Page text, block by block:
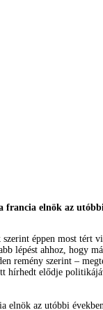
francia elnök az
éppen most tért
lépést ahhoz, hogy
remény szerint –
hírhedt elődje
elnök az utóbbi